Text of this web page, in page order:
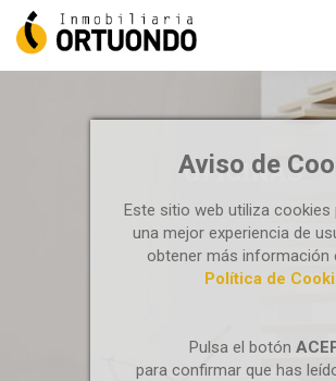
Aviso de
Este sitio web utiliza
una mejor experiencia de
obtener más información
Política de
Pulsa el botón
para confirmar que has
OFICINAS